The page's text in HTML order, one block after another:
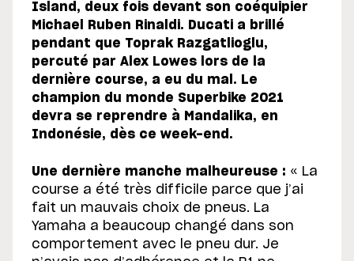
Island, deux fois devant son coéquipier
Michael Ruben Rinaldi. Ducati a brillé
pendant que Toprak Razgatlioglu,
percuté par Alex Lowes lors de la
dernière course, a eu du mal. Le
champion du monde Superbike 2021
devra se reprendre à Mandalika, en
Indonésie, dès ce week-end.
Une dernière manche malheureuse : « La
course a été très difficile parce que j’ai
fait un mauvais choix de pneus. La
Yamaha a beaucoup changé dans son
comportement avec le pneu dur. Je